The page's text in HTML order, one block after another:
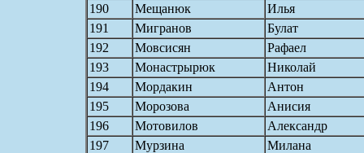
190
Мещанюк
Илья
191
Мигранов
Булат
192
Мовсисян
Рафаел
193
Монастрырюк
Николай
194
Мордакин
Антон
195
Морозова
Анисия
196
Мотовилов
Александр
197
Мурзина
Милана